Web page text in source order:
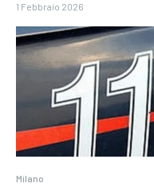
1 Febbraio 2026
Milano